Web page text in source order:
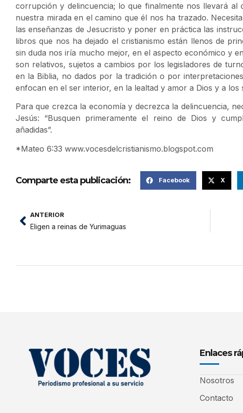
corrupción y delincuencia; lo que finalmente nos llevará al
nuestra mirada en el camino que él nos ha trazado.
las enseñanzas de Jesucristo y poner en práctica las
libros que nos ha dejado el cristianismo están llenos de
sin duda nos iría mucho mejor, en el aspecto económico y
son relativos, sujetos a cambios por los legisladores de
en la Biblia, no dados por la tradición o por
enfocan en el ser interior, en la lealtad y amor a Dios y a los
Para que crezca la economía y decrezca la delincuencia,
Jesús: “Busquen primeramente el reino de Dios y
añadidas”.
*Mateo 6:33 www.vocesdelcristianismo.blogspot.com
Comparte esta publicación: Facebook X
ANTERIOR
Eligen a reinas de Yurimaguas
Enlaces
Nosotros
Contacto